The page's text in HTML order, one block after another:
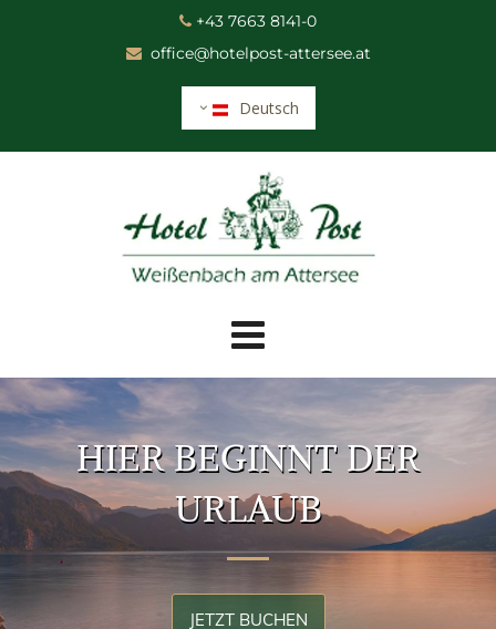
 +43 7663 8141-0
 office@hotelpost-attersee.at
Deutsch
HIER BEGINNT DER
URLAUB
JETZT BUCHEN